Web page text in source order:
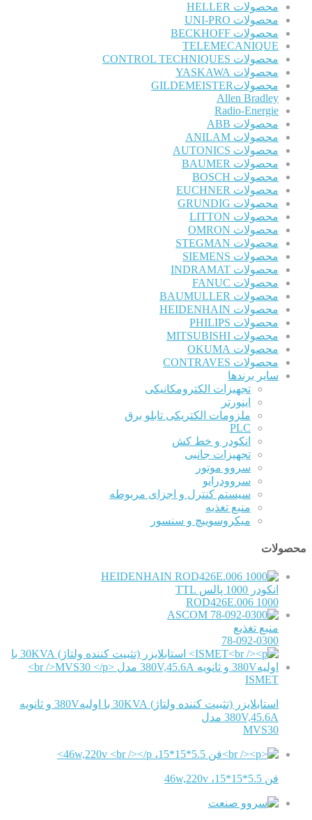
محصولات HELLER
محصولات UNI-PRO
محصولات BECKHOFF
TELEMECANIQUE
محصولات CONTROL TECHNIQUES
محصولات YASKAWA
محصولاتGILDEMEISTER
Allen Bradley
Radio-Energie
محصولات ABB
محصولات ANILAM
محصولات AUTONICS
محصولات BAUMER
محصولات BOSCH
محصولات EUCHNER
محصولات GRUNDIG
محصولات LITTON
محصولات OMRON
محصولات STEGMAN
محصولات SIEMENS
محصولات INDRAMAT
محصولات FANUC
محصولات BAUMULLER
محصولات HEIDENHAIN
محصولات PHILIPS
محصولات MITSUBISHI
محصولات OKUMA
محصولات CONTRAVES
سایر برندها
تجهیزات الکترومکانیکی
اینورتر
ملزومات الکتریکی تابلو برق
PLC
انکودر و خط کش
تجهیزات جانبی
سروو موتور
سروودرایو
سیستم کنترل و اجزای مربوطه
منبع تغذیه
میکروسوییچ و سنسور
محصولات
HEIDENHAIN
انکودر 1000 پالس TTL
ROD426E.006 1000
ASCOM
منبع تغذیع
78-092-0300
ISMET
استابلایزر (تثبیت کننده ولتاژ) 30KVA با اولیه380V و ثانویه
380V,45.6A مدل
MVS30
فن 5.5*15*15، 46w,220v